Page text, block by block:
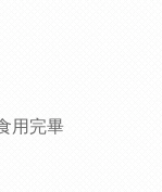
用完畢